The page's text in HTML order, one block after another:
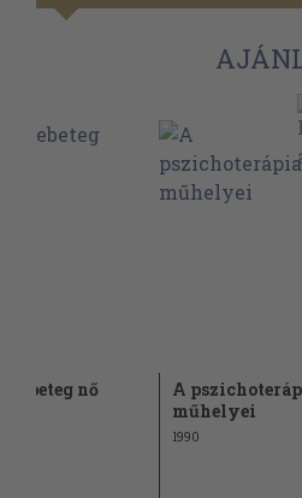
nő
A
műhelyei
1990